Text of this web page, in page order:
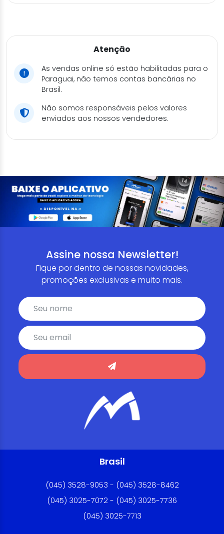
Atenção
As vendas online só estão habilitadas para o
Paraguai, não temos contas bancárias no
Brasil.
Não somos responsáveis pelos valores
enviados aos nossos vendedores.
Assine nossa Newsletter!
Fique por dentro de nossas novidades,
promoções exclusivas e muito mais.
Brasil
(045) 3528-9053 - (045) 3528-8462
(045) 3025-7072 - (045) 3025-7736
(045) 3025-7713